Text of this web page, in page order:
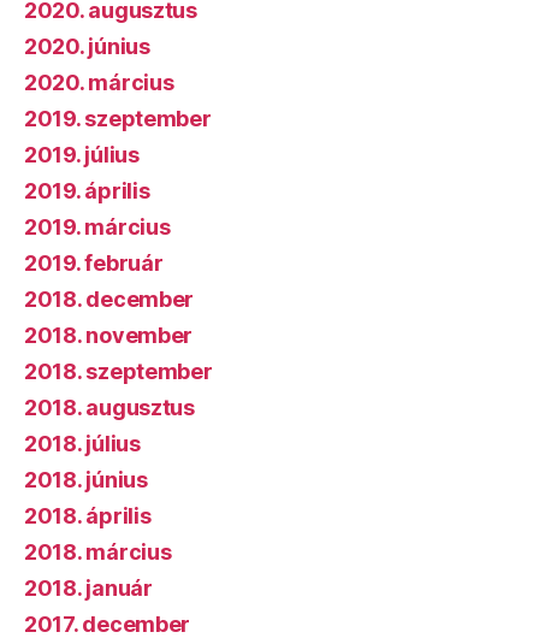
2020. augusztus
2020. június
2020. március
2019. szeptember
2019. július
2019. április
2019. március
2019. február
2018. december
2018. november
2018. szeptember
2018. augusztus
2018. július
2018. június
2018. április
2018. március
2018. január
2017. december